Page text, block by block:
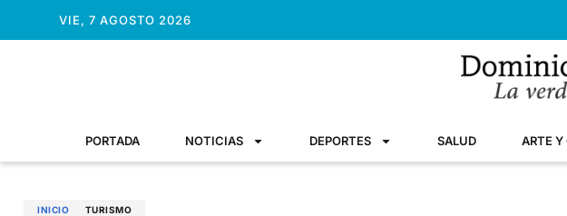
VIE, 7 AGOSTO 2026
PORTADA NOTICIAS DEPORTES SALUD ARTE Y
INICIO TURISMO